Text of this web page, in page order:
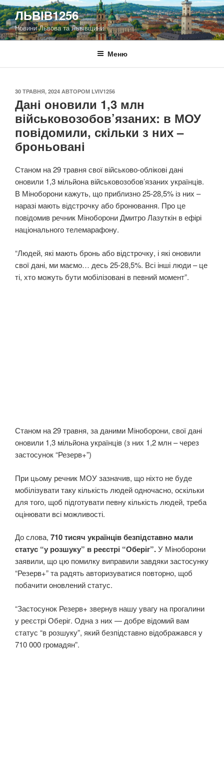
Перейти
до
вмісту
ЛЬВІВ1256
Новини Львова та Львівщини
Меню
ОПУБЛІКОВАНО
30 ТРАВНЯ, 2024 АВТОРОМ LVIV1256
Дані оновили 1,3 млн
військовозобов’язаних: в МОУ
повідомили, скільки з них –
броньовані
Станом на 29 травня свої військово-облікові дані
оновили 1,3 мільйона військовозобов’язаних українців.
В Міноборони кажуть, що приблизно 25-28,5% із них –
наразі мають відстрочку або бронювання. Про це
повідомив речник Міноборони Дмитро Лазуткін в ефірі
національного телемарафону.
“Людей, які мають бронь або відстрочку, і які оновили
свої дані, ми маємо… десь 25-28,5%. Всі інші люди – це
ті, хто можуть бути мобілізовані в певний момент”.
Станом на 29 травня, за даними Міноборони, свої дані
оновили 1,3 мільйона українців (з них 1,2 млн – через
застосунок “Резерв+”)
При цьому речник МОУ зазначив, що ніхто не буде
мобілізувати таку кількість людей одночасно, оскільки
для того, щоб підготувати певну кількість людей, треба
оцінювати всі можливості.
До слова, 710 тисяч українців безпідставно мали
статус “у розшуку” в реєстрі “Оберіг”.У Міноборони
заявили, що цю помилку виправили завдяки застосунку
“Резерв+” та радять авторизуватися повторно, щоб
побачити оновлений статус.
“Застосунок Резерв+ звернув нашу увагу на прогалини
у реєстрі Оберіг. Одна з них — добре відомий вам
статус “в розшуку”, який безпідставно відображався у
710 000 громадян”.